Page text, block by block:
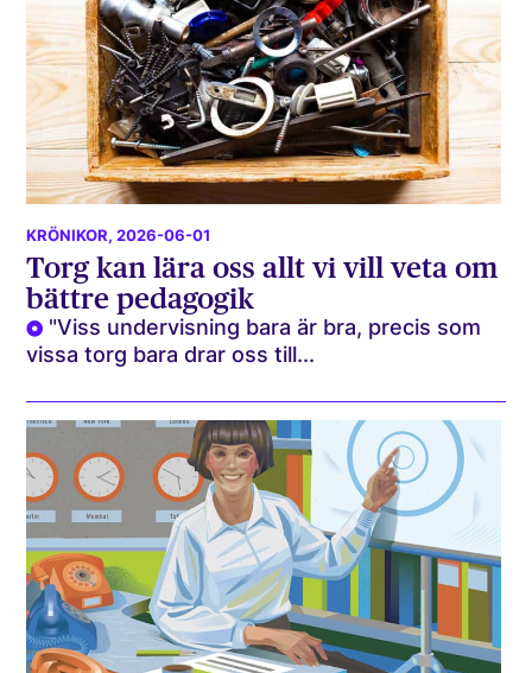
KRÖNIKOR, 2026-06-01
Torg kan lära oss allt vi vill veta om
bättre pedagogik
"Viss undervisning bara är bra, precis som
vissa torg bara drar oss till...